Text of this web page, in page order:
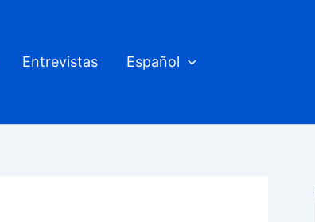
Entrevistas Español